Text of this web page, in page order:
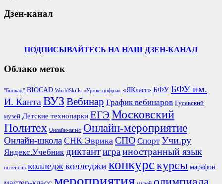
Дзен-канал
ПОДПИСЫВАЙТЕСЬ НА НАШ ДЗЕН-КАНАЛ
Облако меток
"Биокад" BIOCAD WorldSkills «Уроке цифры» «ЯКласс» БФУ БФУ им.
И. Канта ВУЗ Вебинар График вебинаров Гусевский
музей Детские технопарки ЕГЭ Московский
Политех Онлайн-зачёт Онлайн-мероприятие
Онлайн-школа СНК Эврика СПО Спорт Учи.ру
Яндекс.Учебник диктантиграиностранный язык
интенсив колледжколледжиконкурскурсы марафон
мероприятия